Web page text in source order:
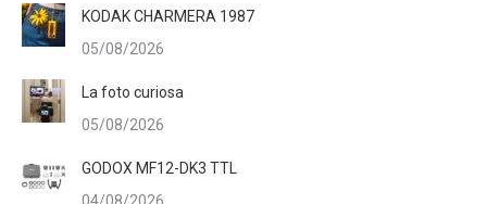
KODAK CHARMERA 1987
05/08/2026
La foto curiosa
05/08/2026
GODOX MF12-DK3 TTL
04/08/2026